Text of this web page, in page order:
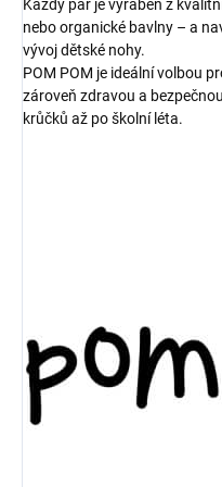
Každý pár je vyráběn z
nebo organické bavlny – a
vývoj dětské nohy.
POM POM je ideální volbou
zároveň zdravou a
krůčků až po školní léta.